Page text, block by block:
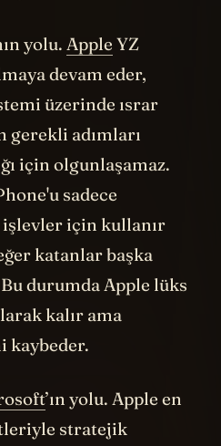
yolu.AppleYZ
devam eder,
üzerinde ısrar
gerekli adımları
için olgunlaşamaz.
sadece
için kullanır
katanlar başka
durumda Apple lüks
kalır ama
’ın yolu. Apple en